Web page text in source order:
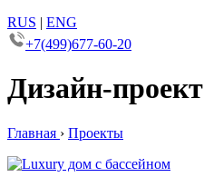
RUS | ENG
+7(499)677-60-20
Дизайн-
Главная › Проекты